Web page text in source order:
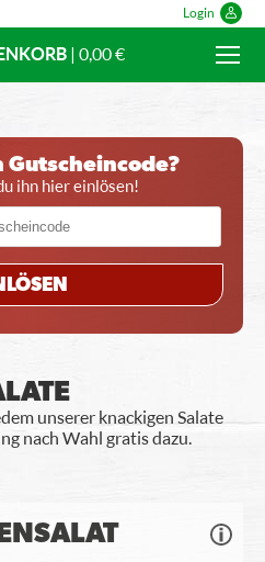
Login
| 0,00 €
Gutscheincode?
ihn hier einlösen!
unserer knackigen Salate
nach Wahl gratis dazu.